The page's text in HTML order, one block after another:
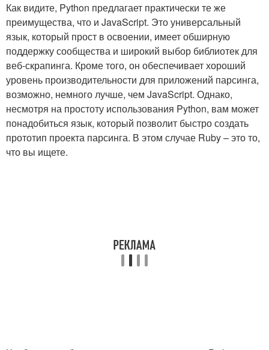
Как видите, Python предлагает практически те же
преимущества, что и JavaScript. Это универсальный
язык, который прост в освоении, имеет обширную
поддержку сообщества и широкий выбор библиотек для
веб-скрапинга. Кроме того, он обеспечивает хороший
уровень производительности для приложений парсинга,
возможно, немного лучше, чем JavaScript. Однако,
несмотря на простоту использования Python, вам может
понадобиться язык, который позволит быстро создать
прототип проекта парсинга. В этом случае Ruby – это то,
что вы ищете.